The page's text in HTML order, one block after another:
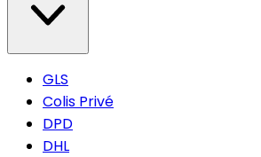
GLS
Colis Privé
DPD
DHL